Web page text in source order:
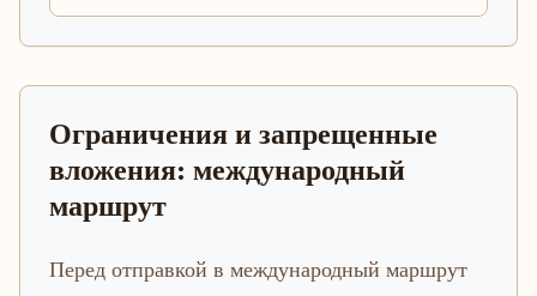
Ограничения и запрещенные
вложения: международный
маршрут
Перед отправкой в международный маршрут